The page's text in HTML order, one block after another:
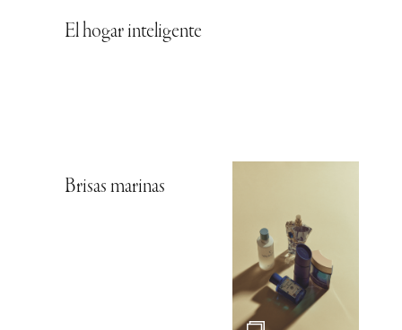
El hogar inteligente
Brisas marinas